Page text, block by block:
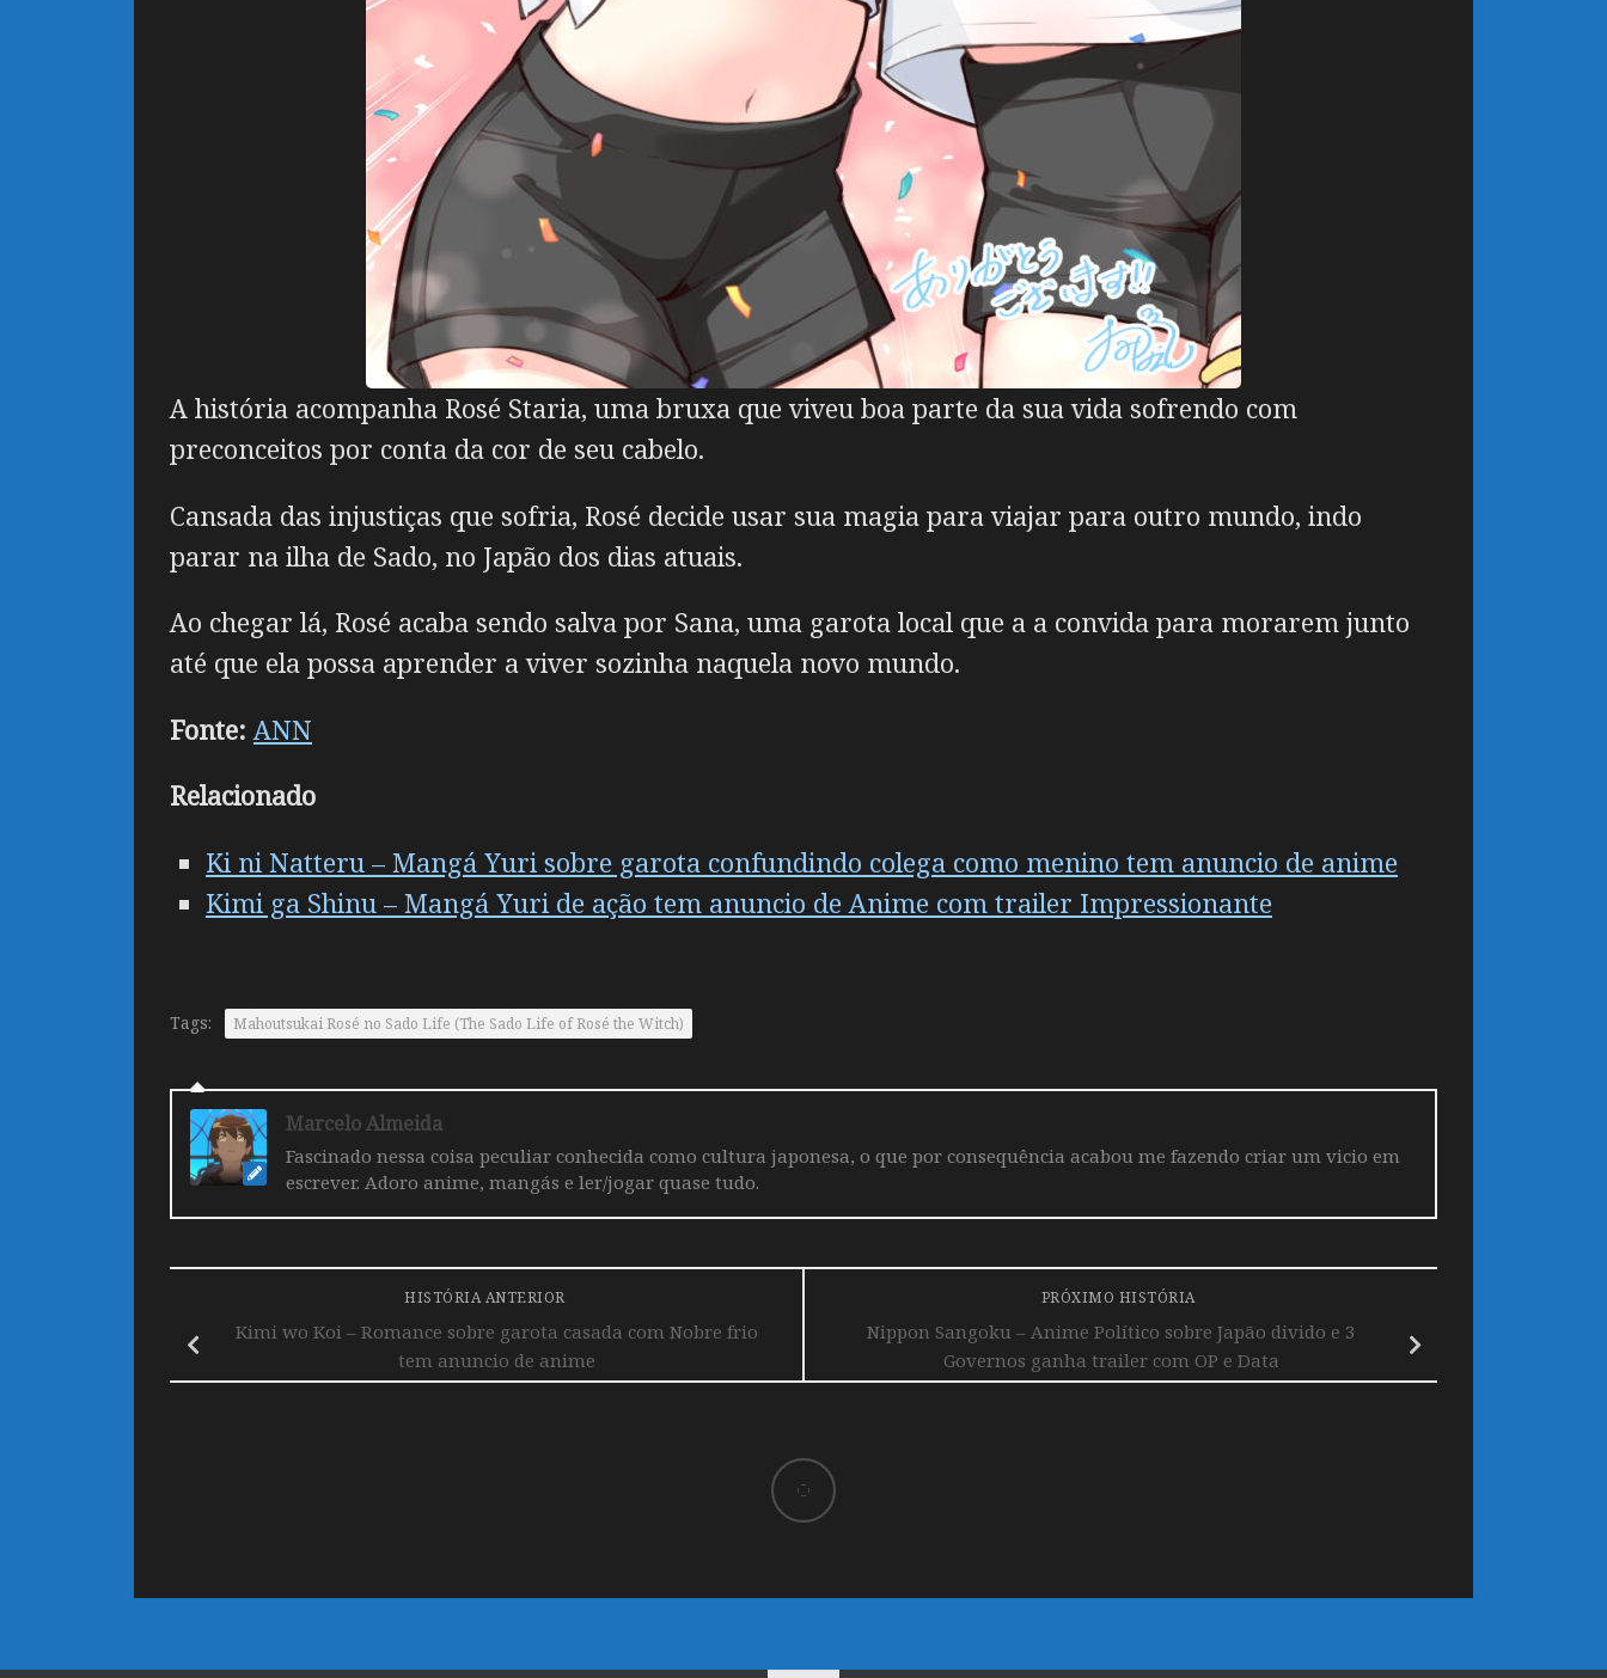
A história acompanha Rosé Staria, uma bruxa que viveu boa parte da sua vida sofrendo com
preconceitos por conta da cor de seu cabelo.
Cansada das injustiças que sofria, Rosé decide usar sua magia para viajar para outro mundo, indo
parar na ilha de Sado, no Japão dos dias atuais.
Ao chegar lá, Rosé acaba sendo salva por Sana, uma garota local que a a convida para morarem junto
até que ela possa aprender a viver sozinha naquela novo mundo.
Fonte: ANN
Relacionado
Ki ni Natteru – Mangá Yuri sobre garota confundindo colega como menino tem anuncio de anime
Kimi ga Shinu – Mangá Yuri de ação tem anuncio de Anime com trailer Impressionante
Tags: Mahoutsukai Rosé no Sado Life (The Sado Life of Rosé the Witch)
Marcelo Almeida
Fascinado nessa coisa peculiar conhecida como cultura japonesa, o que por consequência acabou me fazendo criar um vicio em
escrever. Adoro anime, mangás e ler/jogar quase tudo.
PRÓXIMO HISTÓRIA
Nippon Sangoku – Anime Político sobre Japão divido e 3
Governos ganha trailer com OP e Data
HISTÓRIA ANTERIOR
Kimi wo Koi – Romance sobre garota casada com Nobre frio
tem anuncio de anime